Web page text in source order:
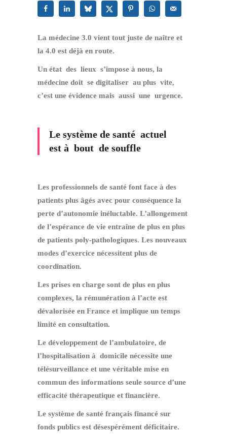
La médecine 3.0 vient tout juste de naître et
la 4.0 est déjà en route.
Un état des lieux s’impose à nous, la
médecine doit se digitaliser au plus vite,
c’est une évidence mais aussi une urgence.
Le système de santé actuel
est à bout de souffle
Les professionnels de santé font face à des
patients plus âgés avec pour conséquence la
perte d’autonomie inéluctable. L’allongement
de l’espérance de vie entraîne de plus en plus
de patients poly-pathologiques. Les nouveaux
modes d’exercice nécessitent plus de
coordination.
Les prises en charge sont de plus en plus
complexes, la rémunération à l’acte est
dévalorisée en France et implique un temps
limité en consultation.
Le développement de l’ambulatoire, de
l’hospitalisation à domicile nécessite une
télésurveillance et une véritable mise en
commun des informations seule source d’une
efficacité thérapeutique et financière.
Le système de santé français financé sur
fonds publics est désespérément déficitaire.